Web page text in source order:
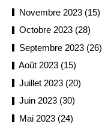
Novembre 2023 (15)
Octobre 2023 (28)
Septembre 2023 (26)
Août 2023 (15)
Juillet 2023 (20)
Juin 2023 (30)
Mai 2023 (24)